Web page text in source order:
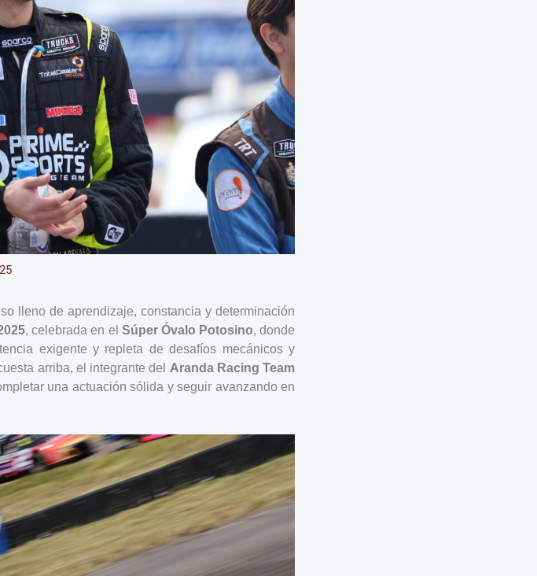
lleno de aprendizaje, constancia y determinación
, celebrada en el Súper Óvalo Potosino, donde
exigente y repleta de desafíos mecánicos y
arriba, el integrante del Aranda Racing Team
una actuación sólida y seguir avanzando en